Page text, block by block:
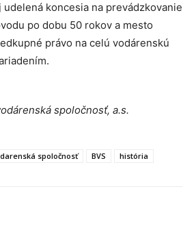
udelená koncesia na prevádzkovanie
po dobu 50 rokov a mesto
právo na celú vodárenskú
spoločnosť, a.s.
spoločnosť BVS história